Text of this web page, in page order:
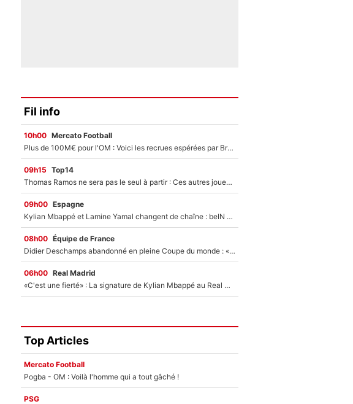
Fil info
10h00 Mercato Football
Plus de 100M€ pour l'OM : Voici les recrues espérées par Bruno Genesio et Grégory Lorenzi après l’opération dégraissage
09h15 Top14
Thomas Ramos ne sera pas le seul à partir : Ces autres joueurs du XV de France pourraient aussi quitter le Stade Toulousain, un club de Top 14 est déjà sur les rangs
09h00 Espagne
Kylian Mbappé et Lamine Yamal changent de chaîne : beIN SPORTS ne digère pas cette décision historique et prédit un fiasco pour la Liga
08h00 Équipe de France
Didier Deschamps abandonné en pleine Coupe du monde : «La FFF était déjà passée à Zinedine Zidane»
06h00 Real Madrid
«C'est une fierté» : La signature de Kylian Mbappé au Real Madrid continue de régaler l'Espagne
Top Articles
Mercato Football
Pogba - OM : Voilà l'homme qui a tout gâché !
PSG